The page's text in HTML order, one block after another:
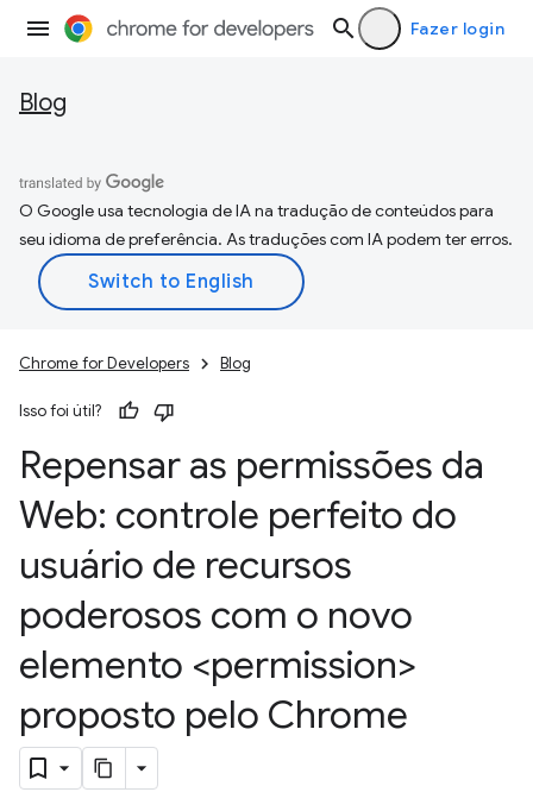
Fazer login
Blog
O Google usa tecnologia de IA na tradução de conteúdos para
seu idioma de preferência. As traduções com IA podem ter erros.
Chrome for Developers Blog
Isso foi útil?
Repensar as permissões da
Web: controle perfeito do
usuário de recursos
poderosos com o novo
elemento <permission>
proposto pelo Chrome